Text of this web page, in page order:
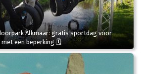
Alkmaar: gratis sportdag voor
met een beperking 🗓